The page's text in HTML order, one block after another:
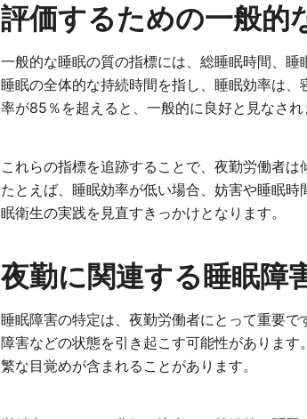
評価するための一般的
一般的な睡眠の質の指標には、総睡眠時間、睡
睡眠の全体的な持続時間を指し、睡眠効率は
率が85％を超えると、一般的に良好と見なされ
これらの指標を追跡することで、夜勤労働者は
たとえば、睡眠効率が低い場合、妨害や睡眠
眠衛生の実践を見直すきっかけとなります。
夜勤に関連する睡眠障
睡眠障害の特定は、夜勤労働者にとって重要
障害などの状態を引き起こす可能性がありま
繁な目覚めが含まれることがあります。